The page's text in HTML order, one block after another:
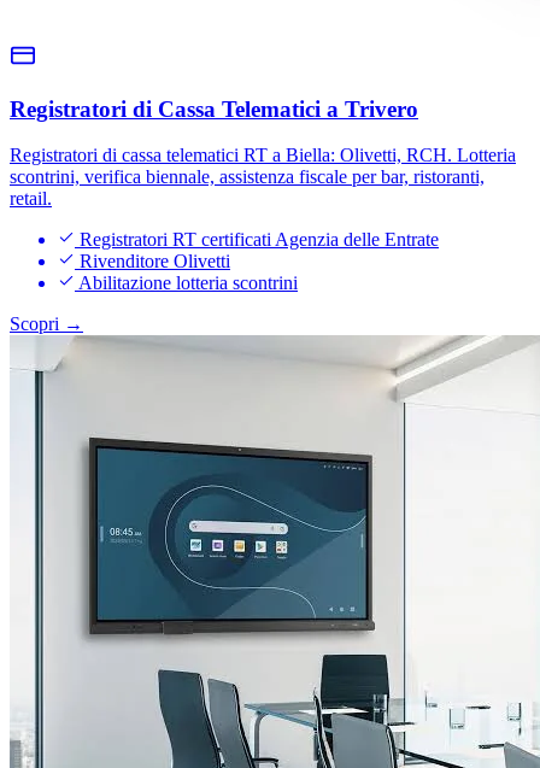
Registratori di Cassa Telematici a Trivero
Registratori di cassa telematici RT a Biella: Olivetti, RCH. Lotteria
scontrini, verifica biennale, assistenza fiscale per bar, ristoranti,
retail.
Registratori RT certificati Agenzia delle Entrate
Rivenditore Olivetti
Abilitazione lotteria scontrini
Scopri →